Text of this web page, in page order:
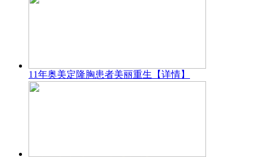
11年奥美定隆胸患者美丽重生 【详情】